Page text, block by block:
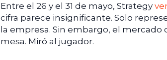
Entre el 26 y el 31 de mayo, Strategy
cifra parece insignificante. Solo
la empresa. Sin embargo, el
mesa. Miró al jugador.